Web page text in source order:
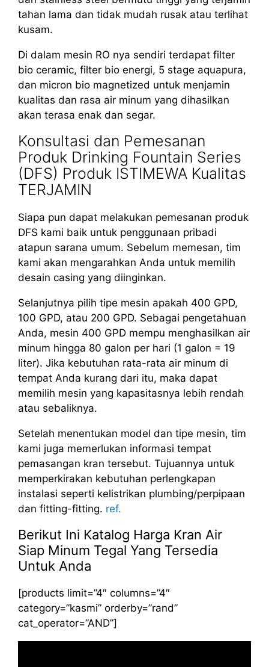
tahan lama dan tidak mudah rusak atau terlihat
kusam.
Di dalam mesin RO nya sendiri terdapat filter
bio ceramic, filter bio energi, 5 stage aquapura,
dan micron bio magnetized untuk menjamin
kualitas dan rasa air minum yang dihasilkan
akan terasa enak dan segar.
Konsultasi dan Pemesanan
Produk Drinking Fountain Series
(DFS) Produk ISTIMEWA Kualitas
TERJAMIN
Siapa pun dapat melakukan pemesanan produk
DFS kami baik untuk penggunaan pribadi
atapun sarana umum. Sebelum memesan, tim
kami akan mengarahkan Anda untuk memilih
desain casing yang diinginkan.
Selanjutnya pilih tipe mesin apakah 400 GPD,
100 GPD, atau 200 GPD. Sebagai pengetahuan
Anda, mesin 400 GPD mempu menghasilkan air
minum hingga 80 galon per hari (1 galon = 19
liter). Jika kebutuhan rata-rata air minum di
tempat Anda kurang dari itu, maka dapat
memilih mesin yang kapasitasnya lebih rendah
atau sebaliknya.
Setelah menentukan model dan tipe mesin, tim
kami juga memerlukan informasi tempat
pemasangan kran tersebut. Tujuannya untuk
memperkirakan kebutuhan perlengkapan
instalasi seperti kelistrikan plumbing/perpipaan
dan fitting-fitting. ref.
Berikut Ini Katalog Harga Kran Air
Siap Minum Tegal Yang Tersedia
Untuk Anda
[products limit=”4″ columns=”4″
category=”kasmi” orderby=”rand”
cat_operator=”AND”]